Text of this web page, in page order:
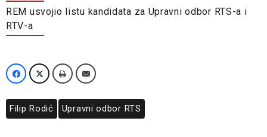
REM usvojio listu kandidata za Upravni odbor RTS-a i
RTV-a
Filip Rodić Upravni odbor RTS